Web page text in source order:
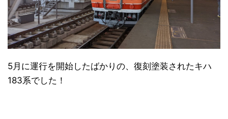
5月に運行を開始したばかりの、復刻塗装されたキハ
183系でした！